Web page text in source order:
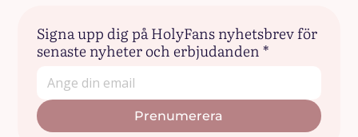
vägledning
Vad betyder spådom? Spådom handlar om att tolka tecken
och energier för att förstå både nutid och framtid. Det kan
ske genom tarotkort, astrologi, runor, pendel, drömtolkning
eller kristallkula. Många sierskor beskriver sitt arbete som att
de “lyssnar” på universum eller tolkar vibrationer i människors